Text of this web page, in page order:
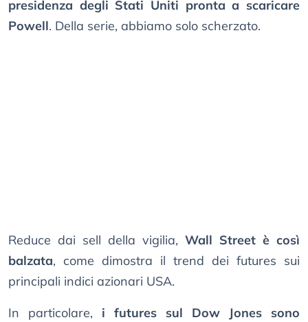
presidenza degli Stati Uniti pronta a scaricare
Powell. Della serie, abbiamo solo scherzato.
Reduce dai sell della vigilia, Wall Street è così
balzata, come dimostra il trend dei futures sui
principali indici azionari USA.
In particolare, i futures sul Dow Jones sono